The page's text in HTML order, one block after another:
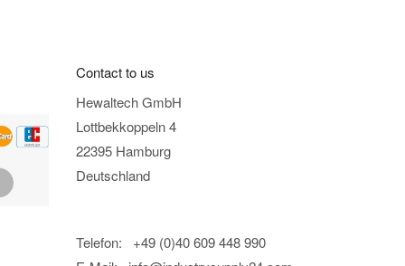
Contact to us
Hewaltech GmbH
Lottbekkoppeln 4
22395 Hamburg
Deutschland
Telefon: +49 (0)40 609 448 990